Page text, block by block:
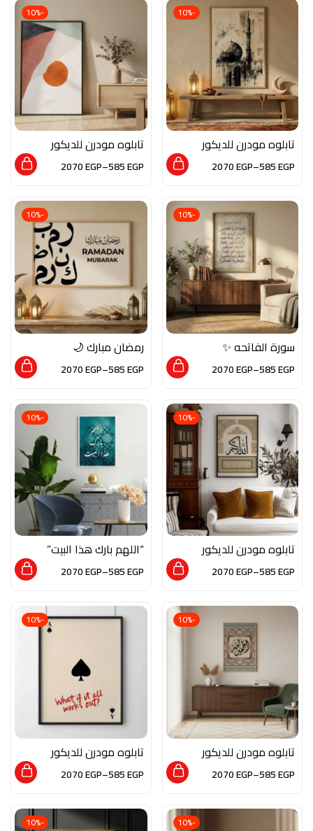
-10%
تابلوه مودرن للديكور
من الخشب الطبيعي
والزجاج بلمسة من
585EGP
–
2070EGP
-10%
تابلوه مودرن للديكور
من الخشب الطبيعي
والزجاج بلمسة من
585EGP
–
2070EGP
-10%
سورة الفاتحه ✨
585EGP
–
2070EGP
-10%
رمضان مبارك 🌙
585EGP
–
2070EGP
-10%
تابلوه مودرن للديكور
من الخشب الطبيعي
والزجاج بلمسة من
585EGP
–
2070EGP
-10%
“اللهم بارك هذا البيت”
585EGP
–
2070EGP
-10%
تابلوه مودرن للديكور
من الخشب الطبيعي
والزجاج بلمسة من
585EGP
–
2070EGP
-10%
تابلوه مودرن للديكور
من الخشب الطبيعي و
الزجاج بلمسه من الفن
585EGP
–
2070EGP
-10%
-10%